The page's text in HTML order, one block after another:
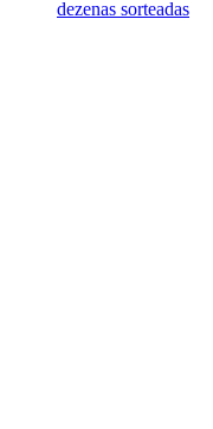
dezenas sorteadas